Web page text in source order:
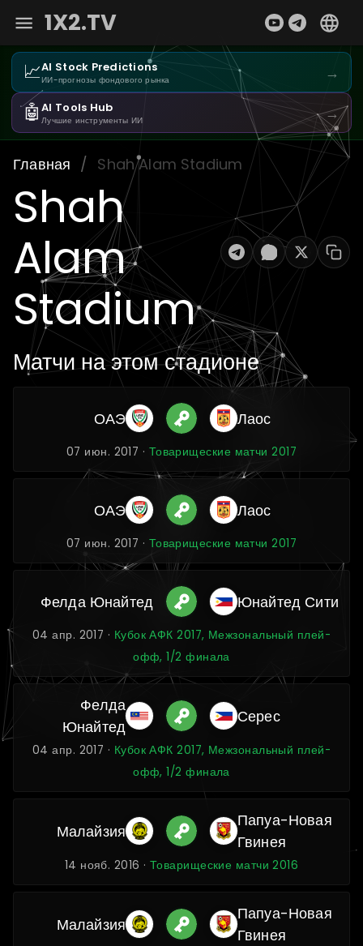
1X2.TV
📈AI Stock Predictions
ИИ-прогнозы фондового рынка →
🤖AI Tools Hub
Лучшие инструменты ИИ →
Главная / Shah Alam Stadium
Shah
Alam
Stadium
Матчи на этом стадионе
ОАЭ Лаос
07 июн. 2017 · Товарищеские матчи 2017
ОАЭ Лаос
07 июн. 2017 · Товарищеские матчи 2017
Фелда Юнайтед Юнайтед Сити
04 апр. 2017 · Кубок АФК 2017, Межзональный плей-
офф, 1/2 финала
Фелда
Юнайтед
Серес
04 апр. 2017 · Кубок АФК 2017, Межзональный плей-
офф, 1/2 финала
Малайзия
Папуа-Новая
Гвинея
14 нояб. 2016 · Товарищеские матчи 2016
Малайзия
Папуа-Новая
Гвинея